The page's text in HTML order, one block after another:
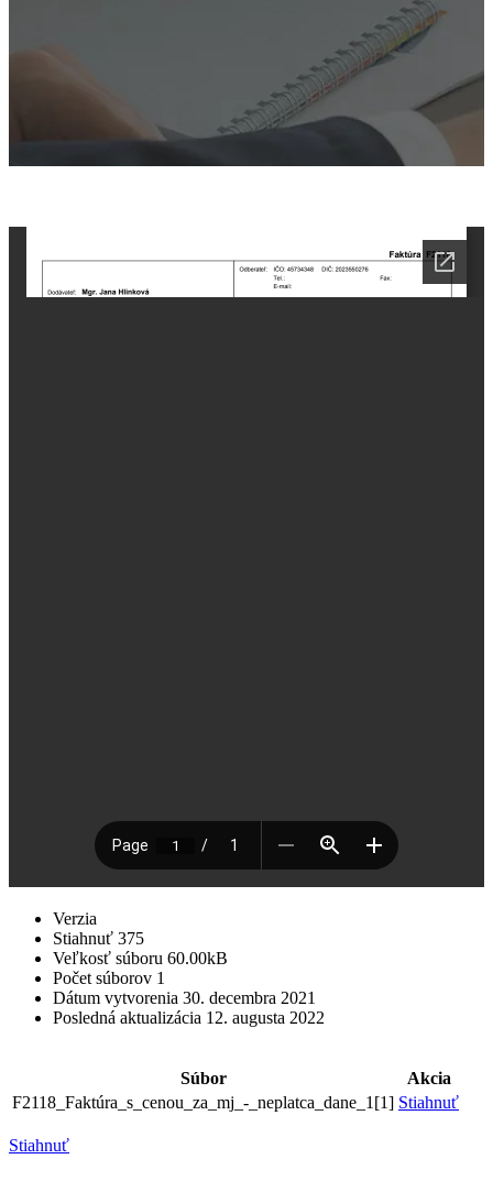
Verzia
Stiahnuť 375
Veľkosť súboru 60.00kB
Počet súborov 1
Dátum vytvorenia 30. decembra 2021
Posledná aktualizácia 12. augusta 2022
Súbor
Akcia
F2118_Faktúra_s_cenou_za_mj_-_neplatca_dane_1[1] Stiahnuť
Stiahnuť